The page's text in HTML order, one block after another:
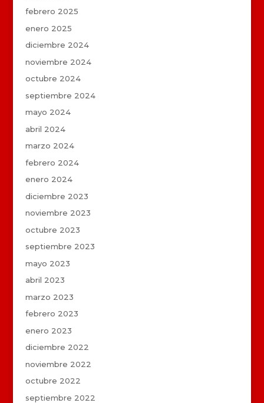
febrero 2025
enero 2025
diciembre 2024
noviembre 2024
octubre 2024
septiembre 2024
mayo 2024
abril 2024
marzo 2024
febrero 2024
enero 2024
diciembre 2023
noviembre 2023
octubre 2023
septiembre 2023
mayo 2023
abril 2023
marzo 2023
febrero 2023
enero 2023
diciembre 2022
noviembre 2022
octubre 2022
septiembre 2022